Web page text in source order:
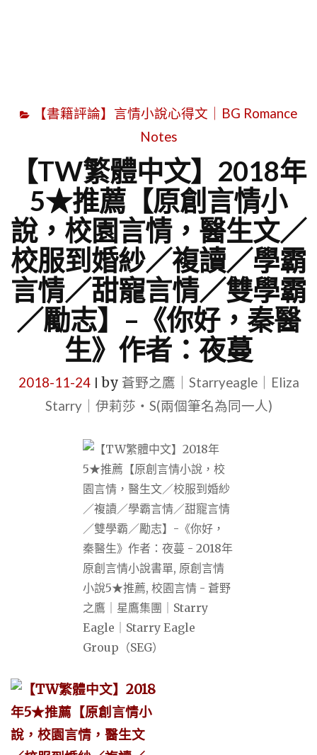
【書籍評論】言情小說心得文｜BG Romance
Notes
【TW繁體中文】2018年
5★推薦【原創言情小
說，校園言情，醫生文／
校服到婚紗／複讀／學霸
言情／甜寵言情／雙學霸
／勵志】–《你好，秦醫
生》作者：夜蔓
2018-11-24| by 蒼野之鷹｜Starryeagle｜Eliza
Starry｜伊莉莎・S(兩個筆名為同一人)